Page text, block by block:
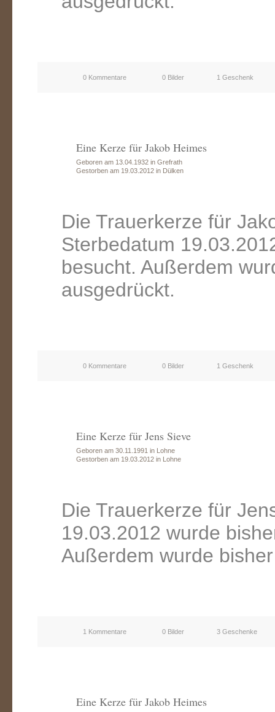
0 Kommentare 0 Bilder 1 Geschenk
Eine Kerze für Jakob Heimes
Geboren am 13.04.1932 in Grefrath
Gestorben am 19.03.2012 in Dülken
Die Trauerkerze für
Sterbedatum
besucht. Außerdem
ausgedrückt.
0 Kommentare 0 Bilder 1 Geschenk
Eine Kerze für Jens Sieve
Geboren am 30.11.1991 in Lohne
Gestorben am 19.03.2012 in Lohne
Die Trauerkerze für
19.03.2012 wurde
Außerdem wurde
1 Kommentare 0 Bilder 3 Geschenke
Eine Kerze für Jakob Heimes